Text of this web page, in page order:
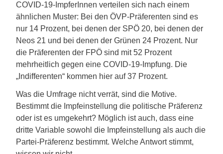
COVID-19-ImpferInnen verteilen sich nach einem
ähnlichen Muster: Bei den ÖVP-Präferenten sind es
nur 14 Prozent, bei denen der SPÖ 20, bei denen der
Neos 21 und bei denen der Grünen 24 Prozent. Nur
die Präferenten der FPÖ sind mit 52 Prozent
mehrheitlich gegen eine COVID-19-Impfung. Die
„Indifferenten“ kommen hier auf 37 Prozent.
Was die Umfrage nicht verrät, sind die Motive.
Bestimmt die Impfeinstellung die politische Präferenz
oder ist es umgekehrt? Möglich ist auch, dass eine
dritte Variable sowohl die Impfeinstellung als auch die
Partei-Präferenz bestimmt. Welche Antwort stimmt,